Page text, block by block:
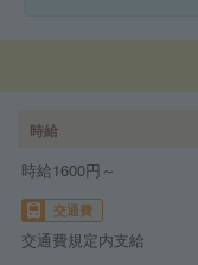
時給
時給1600円～
交通費
交通費規定内支給